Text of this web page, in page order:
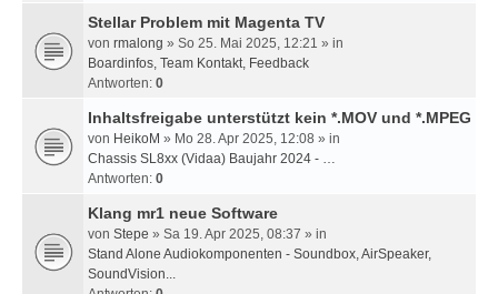
Stellar Problem mit Magenta TV
von rmalong » So 25. Mai 2025, 12:21 » in
Boardinfos, Team Kontakt, Feedback
Antworten: 0
Inhaltsfreigabe unterstützt kein *.MOV und *.MPEG
von HeikoM » Mo 28. Apr 2025, 12:08 » in
Chassis SL8xx (Vidaa) Baujahr 2024 - …
Antworten: 0
Klang mr1 neue Software
von Stepe » Sa 19. Apr 2025, 08:37 » in
Stand Alone Audiokomponenten - Soundbox, AirSpeaker,
SoundVision...